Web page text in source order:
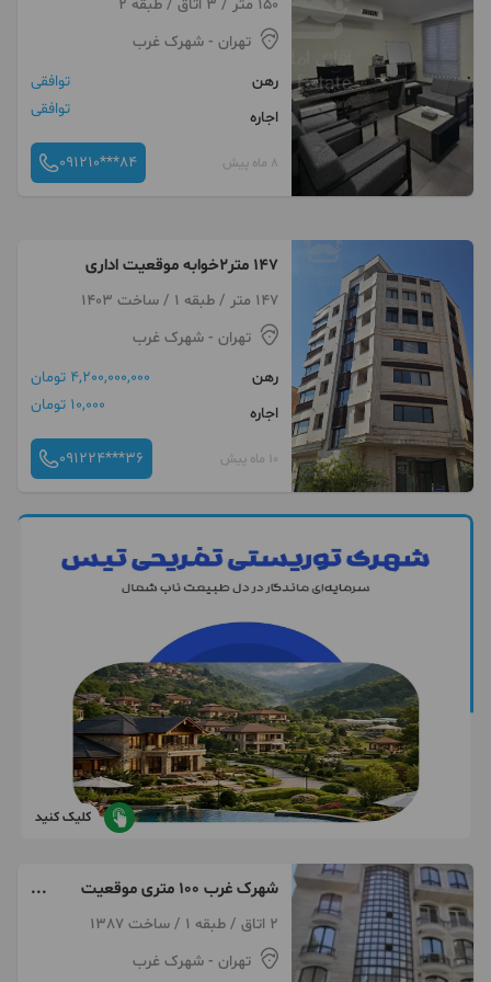
150 متر / 3 اتاق / طبقه 2
تهران - شهرک غرب
رهن
توافقی
اجاره
توافقی
8 ماه پیش 091210***84
147 متر۲خوابه موقعیت اداری
147 متر / طبقه 1 / ساخت 1403
تهران - شهرک غرب
رهن
4,200,000,000 تومان
اجاره
10,000 تومان
10 ماه پیش 091224***36
کلیک کنید
شهرک غرب ۱۰۰ متری موقعیت
اداری
2 اتاق / طبقه 1 / ساخت 1387
تهران - شهرک غرب